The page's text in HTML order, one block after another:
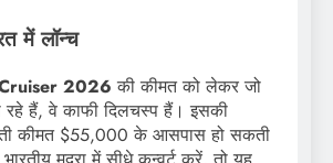
में लॉन्च
2026 की कीमत को लेकर जो
रहे हैं, वे काफी दिलचस्प हैं। इसकी
कीमत $55,000 के आसपास हो सकती